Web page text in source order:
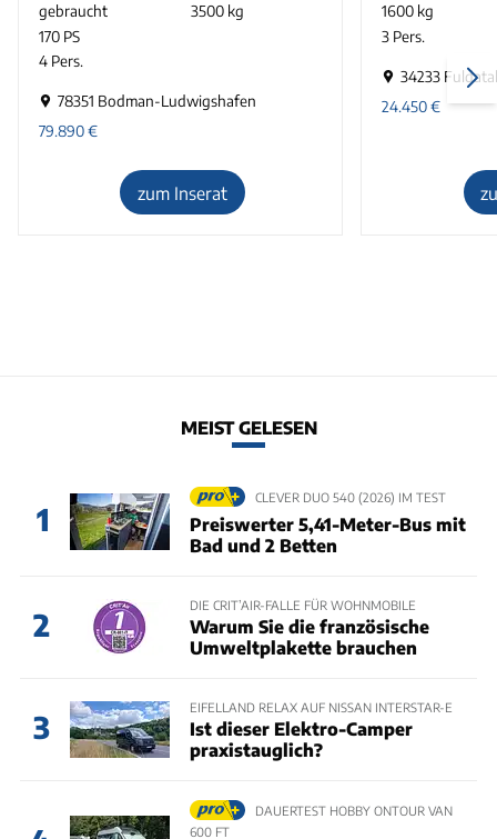
gebraucht
3500 kg
170 PS
4 Pers.
78351 Bodman-Ludwigshafen
79.890€
zum Inserat
1600 kg
3 Pers.
34233
24.450€
MEIST GELESEN
1
CLEVER DUO 540 (2026) IM TEST
Preiswerter 5,41-Meter-Bus mit
Bad und 2 Betten
2
DIE CRIT’AIR-FALLE FÜR WOHNMOBILE
Warum Sie die französische
Umweltplakette brauchen
3
EIFELLAND RELAX AUF NISSAN INTERSTAR-E
Ist dieser Elektro-Camper
praxistauglich?
DAUERTEST HOBBY ONTOUR VAN
600 FT